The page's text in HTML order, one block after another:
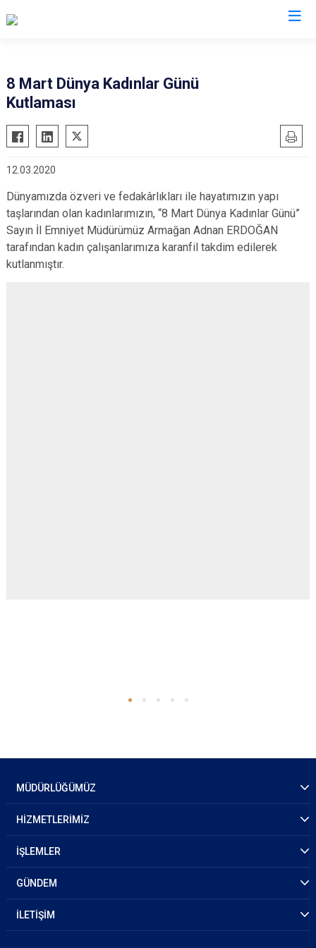
8 Mart Dünya Kadınlar Günü
Kutlaması
12.03.2020
Dünyamızda özveri ve fedakârlıkları ile hayatımızın yapı
taşlarından olan kadınlarımızın, “8 Mart Dünya Kadınlar Günü”
Sayın İl Emniyet Müdürümüz Armağan Adnan ERDOĞAN
tarafından kadın çalışanlarımıza karanfil takdim edilerek
kutlanmıştır.
MÜDÜRLÜĞÜMÜZ
HİZMETLERİMİZ
İŞLEMLER
GÜNDEM
İLETİŞİM